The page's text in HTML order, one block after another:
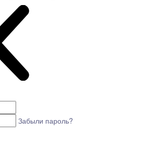
Забыли пароль?